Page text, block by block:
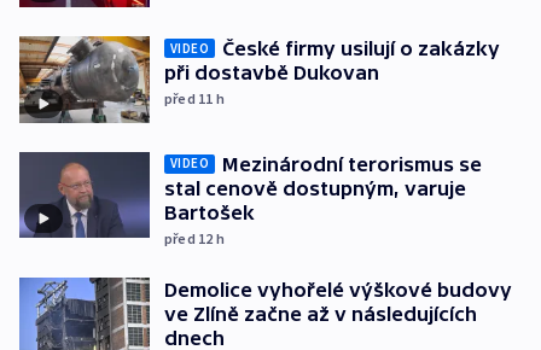
VIDEO
České firmy usilují o zakázky
při dostavbě Dukovan
před 11 h
VIDEO
Mezinárodní terorismus se
stal cenově dostupným, varuje
Bartošek
před 12 h
Demolice vyhořelé výškové budovy
ve Zlíně začne až v následujících
dnech